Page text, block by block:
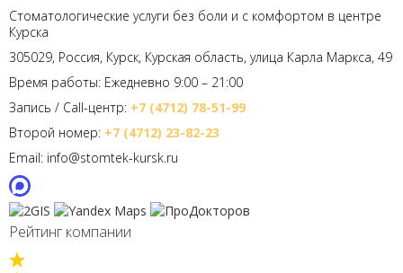
Стоматологические услуги без боли и с комфортом в центре
Курска
305029, Россия, Курск, Курская область, улица Карла Маркса, 49
Время работы: Ежедневно 9:00 – 21:00
Запись / Call-центр: +7 (4712) 78-51-99
Второй номер: +7 (4712) 23-82-23
Email: info@stomtek-kursk.ru
Рейтинг компании